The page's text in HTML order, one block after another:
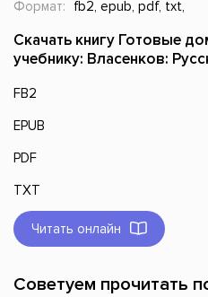
Формат:
fb2, epub, pdf, txt,
Скачать книгу Готовые
учебнику: Власенков:
FB2
EPUB
PDF
TXT
Читать онлайн
Советуем прочитать